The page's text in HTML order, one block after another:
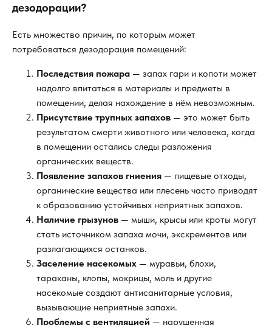
дезодорации?
Есть множество причин, по которым может
потребоваться дезодорация помещений:
Последствия пожара — запах гари и копоти может
надолго впитаться в материалы и предметы в
помещении, делая нахождение в нём невозможным.
Присутствие трупных запахов — это может быть
результатом смерти животного или человека, когда
в помещении остались следы разложения
органических веществ.
Появление запахов гниения — пищевые отходы,
органические вещества или плесень часто приводят
к образованию устойчивых неприятных запахов.
Наличие грызунов — мыши, крысы или кроты могут
стать источником запаха мочи, экскрементов или
разлагающихся останков.
Заселение насекомых — муравьи, блохи,
тараканы, клопы, мокрицы, моль и другие
насекомые создают антисанитарные условия,
вызывающие неприятные запахи.
Проблемы с вентиляцией — нарушенная